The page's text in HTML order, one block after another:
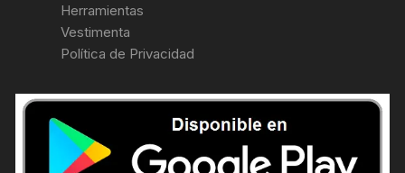
Herramientas
Vestimenta
Política de Privacidad